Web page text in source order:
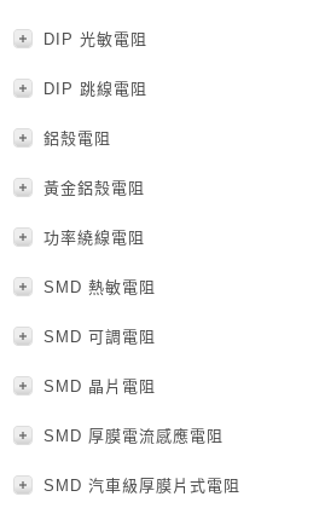
DIP 光敏電阻
DIP 跳線電阻
鋁殼電阻
黃金鋁殼電阻
功率繞線電阻
SMD 熱敏電阻
SMD 可調電阻
SMD 晶片電阻
SMD 厚膜電流感應電阻
SMD 汽車級厚膜片式電阻